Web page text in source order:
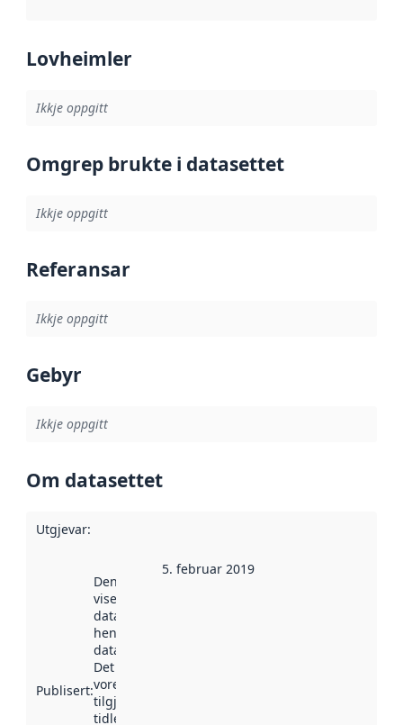
Lovheimler
Ikkje oppgitt
Omgrep brukte i datasettet
Ikkje oppgitt
Referansar
Ikkje oppgitt
Gebyr
Ikkje oppgitt
Om datasettet
Utgjevar:
Publisert:
Denne datoen
viser når
datasettet vart
henta inn av
data.norge.no.
Det kan ha
vore
tilgjengeleg
tidlegare
5. februar 2019